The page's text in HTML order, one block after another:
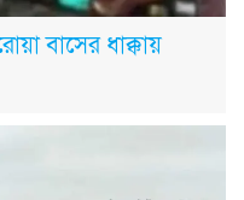
বাসের ধাক্কায়